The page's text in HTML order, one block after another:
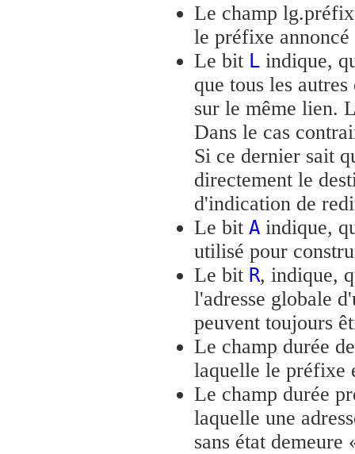
Le champ
le préfixe
Le bit L indique,
que tous les
sur le même lien.
Dans le cas
Si ce dernier sait
directement le
d'indication de
Le bit A indique,
utilisé pour
Le bit R, indique,
l'adresse globale
peuvent toujours
Le champ durée
laquelle le préfixe
Le champ durée
laquelle une
sans état